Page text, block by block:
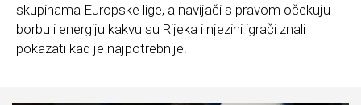
skupinama Europske lige, a navijači s pravom očekuju
borbu i energiju kakvu su Rijeka i njezini igrači znali
pokazati kad je najpotrebnije.